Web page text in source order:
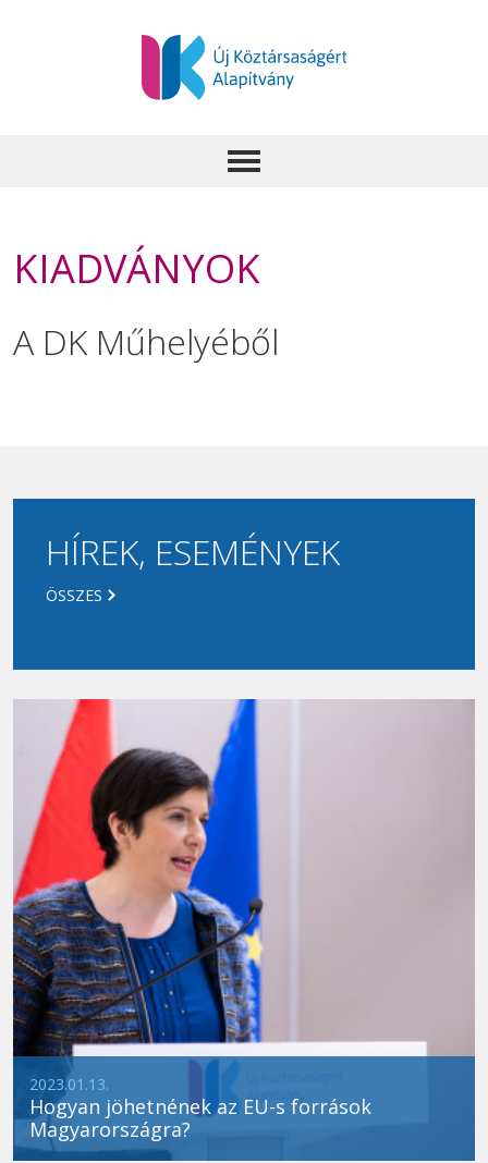
KIADVÁNYOK
A DK Műhelyéből
HÍREK, ESEMÉNYEK
ÖSSZES
2023.01.13.
Hogyan jöhetnének az EU-s források
Magyarországra?